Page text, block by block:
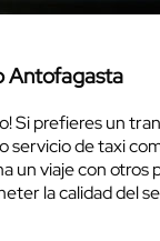
Antofagasta
Si prefieres un
servicio de taxi
un viaje con otros
la calidad del